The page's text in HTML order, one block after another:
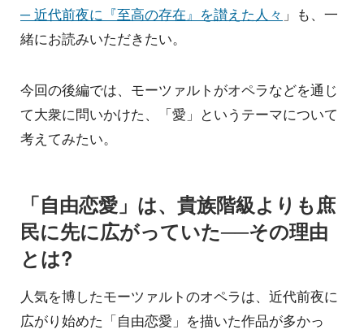
─ 近代前夜に『至高の存在』を讃えた人々 」も、一
緒にお読みいただきたい。
今回の後編では、モーツァルトがオペラなどを通じ
て大衆に問いかけた、「愛」というテーマについて
考えてみたい。
「自由恋愛」は、貴族階級よりも庶
民に先に広がっていた──その理由
とは?
人気を博したモーツァルトのオペラは、近代前夜に
広がり始めた「自由恋愛」を描いた作品が多かっ